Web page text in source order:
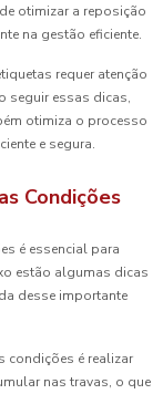
otimizar a reposição
na gestão eficiente.
requer atenção
seguir essas dicas,
otimiza o processo
e segura.
Condições
é essencial para
estão algumas dicas
desse importante
condições é realizar
nas travas, o que